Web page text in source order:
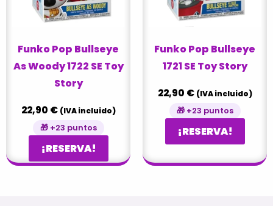
Funko Pop Bullseye
As Woody 1722 SE Toy
Story
22,90 € (IVA incluido)
🎁 +23 puntos
¡RESERVA!
Funko Pop Bullseye
1721 SE Toy Story
22,90 € (IVA incluido)
🎁 +23 puntos
¡RESERVA!